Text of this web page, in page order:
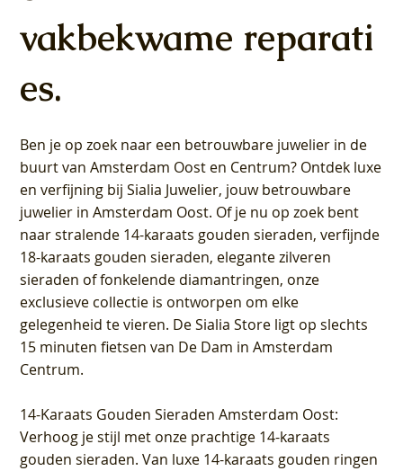
vakbekwame reparati
es.
Ben je op zoek naar een betrouwbare juwelier in de
buurt van Amsterdam Oost en Centrum? Ontdek luxe
en verfijning bij Sialia Juwelier, jouw betrouwbare
juwelier in Amsterdam Oost. Of je nu op zoek bent
naar stralende 14-karaats gouden sieraden, verfijnde
18-karaats gouden sieraden, elegante zilveren
sieraden of fonkelende diamantringen, onze
exclusieve collectie is ontworpen om elke
gelegenheid te vieren. De Sialia Store ligt op slechts
15 minuten fietsen van De Dam in Amsterdam
Centrum.
14-Karaats Gouden Sieraden Amsterdam Oost:
Verhoog je stijl met onze prachtige 14-karaats
gouden sieraden. Van luxe 14-karaats gouden ringen